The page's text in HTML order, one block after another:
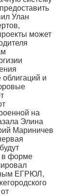
Улан
может
и
на
Элина
Мариничев
в форме
ЕГРЮЛ,